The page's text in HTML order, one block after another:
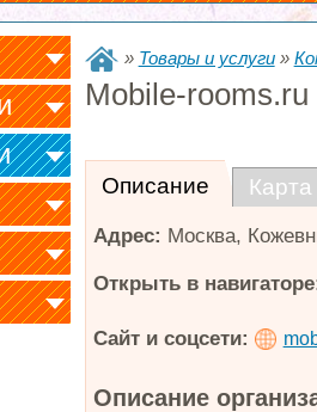
» Товары и услуги»
Mobile-rooms.ru
Описание Карта
Адрес: Москва,
Открыть в
Сайт и соцсети:
Описание